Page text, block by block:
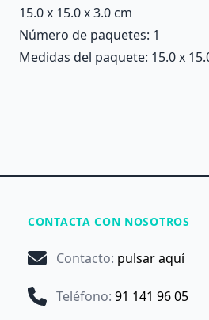
15.0 x 15.0 x 3.0 cm
Número de paquetes: 1
Medidas del paquete: 15.0 x
CONTACTA CON NOSOTROS
Contacto: pulsar aquí
Teléfono: 91 141 96 05